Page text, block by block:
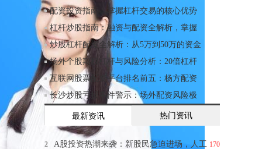
配资投资指南：掌握杠杆交易的核心优势
杠杆炒股指南：融资与配资全解析，掌握
炒股杠杆配资全解析：从5万到50万的资金
场外个股期权杠杆与风险分析：20倍杠杆
互联网股票配资平台排名前五：杨方配资
长沙炒股亏损事件警示：场外配资风险极
最新资讯 热门资讯
2 170
A股投资热潮来袭：新股民急迫进场，人工